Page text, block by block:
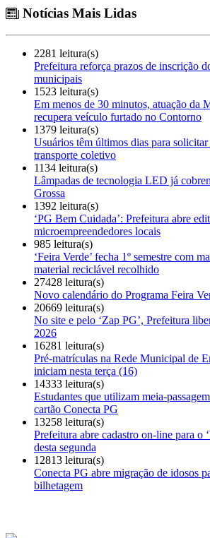
Notícias Mais Lidas
2281 leitura(s)
Prefeitura reforça prazos de inscrição
municipais
1523 leitura(s)
Em menos de 30 minutos, atuação da
recupera veículo furtado no Contorno
1379 leitura(s)
Usuários têm últimos dias para
transporte coletivo
1134 leitura(s)
Lâmpadas de tecnologia LED já
Grossa
1392 leitura(s)
‘PG Bem Cuidada’: Prefeitura abre
microempreendedores locais
985 leitura(s)
‘Feira Verde’ fecha 1º semestre com
material reciclável recolhido
27428 leitura(s)
Novo calendário do Programa Feira
20669 leitura(s)
No site e pelo ‘Zap PG’, Prefeitura
2026
16281 leitura(s)
Pré-matrículas na Rede Municipal de
iniciam nesta terça (16)
14333 leitura(s)
Estudantes que utilizam meia-
cartão Conecta PG
13258 leitura(s)
Prefeitura abre cadastro on-line para o
desta segunda
12813 leitura(s)
Conecta PG abre migração de idosos
bilhetagem